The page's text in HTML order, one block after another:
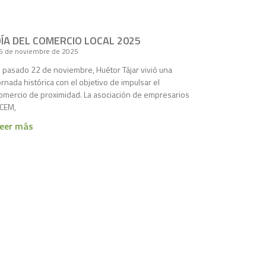
DEL COMERCIO LOCAL 2025
de noviembre de 2025
pasado 22 de noviembre, Huétor Tájar vivió una
histórica con el objetivo de impulsar el
de proximidad. La asociación de empresarios
más